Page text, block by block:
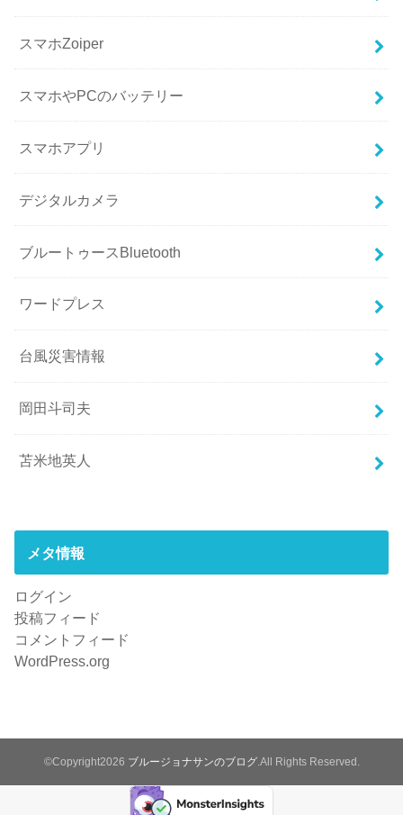
スマホZoiper
スマホやPCのバッテリー
スマホアプリ
デジタルカメラ
ブルートゥースBluetooth
ワードプレス
台風災害情報
岡田斗司夫
苫米地英人
メタ情報
ログイン
投稿フィード
コメントフィード
WordPress.org
©Copyright2026 ブルージョナサンのブログ.All Rights Reserved.